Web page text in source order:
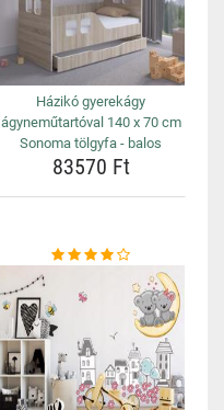
Házikó gyerekágy
ágyneműtartóval 140 x 70 cm
Sonoma tölgyfa - balos
83570 Ft